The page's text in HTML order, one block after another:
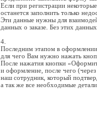
Если при регистрации
останется заполнить только
Эти данные нужны для
данных о заказе. Без этих
4.
Последним этапом в оформлении
для чего Вам нужно нажать
После нажатия кнопки
и оформление, после чего
наш сотрудник, который
а так же все необходимые детали.